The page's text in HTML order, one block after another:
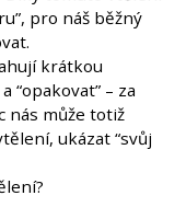
pro náš běžný
krátkou
– za
nás může totiž
ukázat “svůj